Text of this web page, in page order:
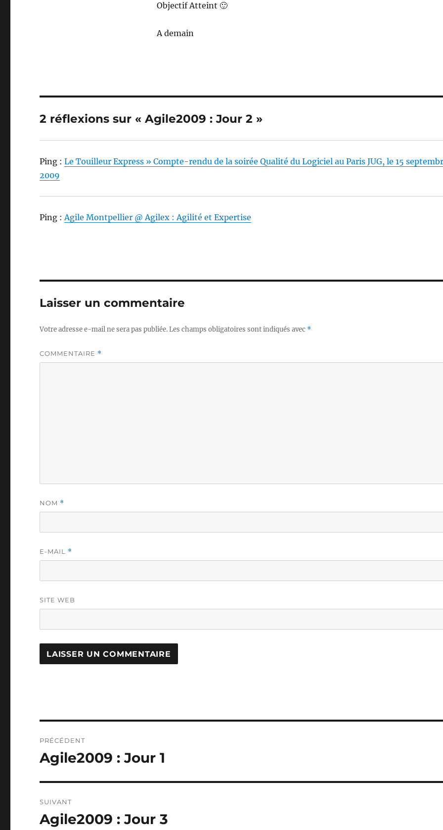
Objectif Atteint 🙂
A demain
2 réflexions sur « Agile2009 : Jour 2 »
Ping :Le Touilleur Express » Compte-rendu de la soirée Qualité du Logiciel au Paris JUG, le 15
2009
Ping :Agile Montpellier @ Agilex : Agilité et Expertise
Laisser un commentaire
Votre adresse e-mail ne sera pas publiée.Les champs obligatoires sont indiqués avec *
COMMENTAIRE *
NOM *
E-MAIL *
SITE WEB
de
PRÉCÉDENT
Publication
Agile2009 : Jour 1
SUIVANT
Publication
Agile2009 : Jour 3